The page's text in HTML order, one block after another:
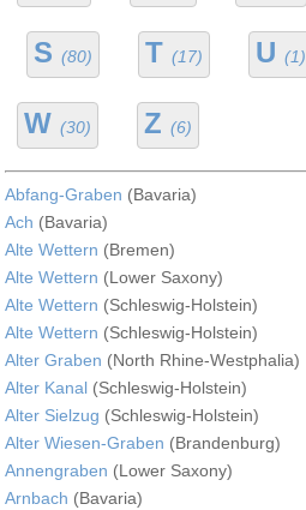
S (80) T (17) U (1)
W (30) Z (6)
Abfang-Graben (Bavaria)
Ach (Bavaria)
Alte Wettern (Bremen)
Alte Wettern (Lower Saxony)
Alte Wettern (Schleswig-Holstein)
Alte Wettern (Schleswig-Holstein)
Alter Graben (North Rhine-Westphalia)
Alter Kanal (Schleswig-Holstein)
Alter Sielzug (Schleswig-Holstein)
Alter Wiesen-Graben (Brandenburg)
Annengraben (Lower Saxony)
Arnbach (Bavaria)